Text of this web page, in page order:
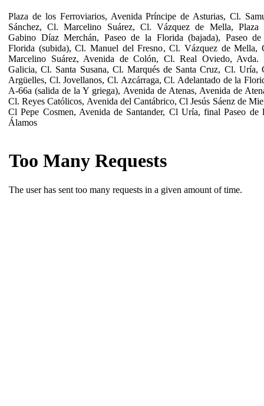
Plaza de los Ferroviarios, Avenida Príncipe de Asturias, Cl.
Sánchez, Cl. Marcelino Suárez, Cl. Vázquez de Mella, Plaza
Gabino Díaz Merchán, Paseo de la Florida (bajada), Paseo
Florida (subida), Cl. Manuel del Fresno, Cl. Vázquez de Mella,
Marcelino Suárez, Avenida de Colón, Cl. Real Oviedo, Avda.
Galicia, Cl. Santa Susana, Cl. Marqués de Santa Cruz, Cl. Uría,
Argüelles, Cl. Jovellanos, Cl. Azcárraga, Cl. Adelantado de la
A-66a (salida de la Y griega), Avenida de Atenas, Avenida de
Cl. Reyes Católicos, Avenida del Cantábrico, Cl Jesús Sáenz de
Cl Pepe Cosmen, Avenida de Santander, Cl Uría, final Paseo de
Álamos